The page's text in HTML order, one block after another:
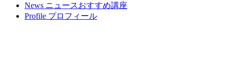
News ニュースおすすめ講座
Profile プロフィール